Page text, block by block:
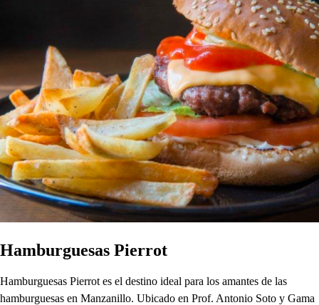
Hamburguesas Pierrot
Hamburguesas Pierrot es el destino ideal para los amantes de las
hamburguesas en Manzanillo. Ubicado en Prof. Antonio Soto y Gama